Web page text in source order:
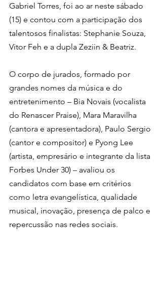
Gabriel Torres, foi ao ar neste sábado
(15) e contou com a participação dos
talentosos finalistas: Stephanie Souza,
Vitor Feh e a dupla Zeziin & Beatriz.
O corpo de jurados, formado por
grandes nomes da música e do
entretenimento – Bia Novais (vocalista
do Renascer Praise), Mara Maravilha
(cantora e apresentadora), Paulo Sergio
(cantor e compositor) e Pyong Lee
(artista, empresário e integrante da lista
Forbes Under 30) – avaliou os
candidatos com base em critérios
como letra evangelística, qualidade
musical, inovação, presença de palco e
repercussão nas redes sociais.